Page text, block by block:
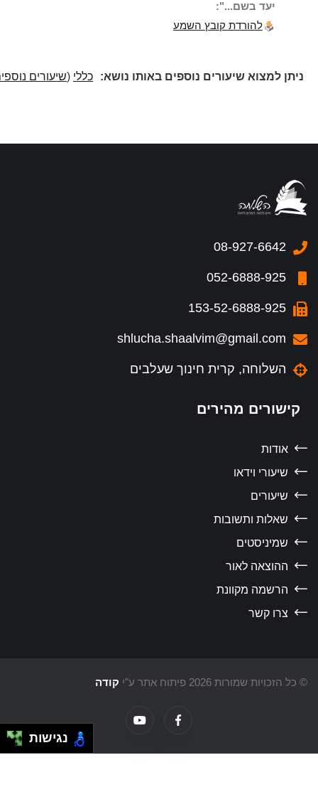
יעד בשם...":
להורדת קובץ השמע
ניתן למצוא שיעורים נוספים באותו נושא: כללי(שיעורים נוספים)
08-927-6642
052-6888-925
153-52-6888-925
shlucha.shaalvim@gmail.com
השלוחה, קרית חינוך שעלבים
קישורים מהירים
אודות
שיעורי וידאו
שיעורים
שאלות ותשובות
שמיניסטים
ההוצאה לאור
הרשמה מקוונת
צרו קשר
הזכויות שמורות 2026 פיתוח אתר ע"י קודה
נגישות